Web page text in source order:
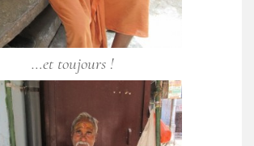
…et toujours !